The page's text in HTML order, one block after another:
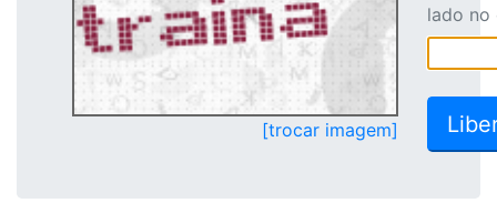
[trocar imagem]
lado no